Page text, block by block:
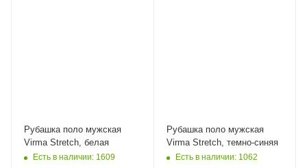
Рубашка поло мужская
Virma Stretch, белая
Есть в наличии: 1609
Рубашка поло мужская
Virma Stretch, темно-синяя
Есть в наличии: 1062